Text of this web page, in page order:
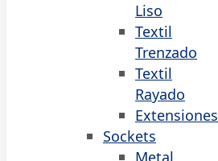
Liso
Textil
Trenzado
Textil
Rayado
Extensiones
Sockets
Metal